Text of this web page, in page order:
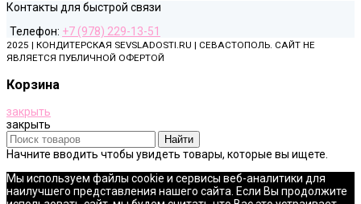
Контакты для быстрой связи
Телефон: +7 (978) 229-13-51
2025 | КОНДИТЕРСКАЯ SEVSLADOSTI.RU | СЕВАСТОПОЛЬ. САЙТ НЕ
ЯВЛЯЕТСЯ ПУБЛИЧНОЙ ОФЕРТОЙ
Корзина
закрыть
закрыть
Найти
Начните вводить чтобы увидеть товары, которые вы ищете.
Мы используем файлы cookie и сервисы веб-аналитики для
наилучшего представления нашего сайта. Если Вы продолжите